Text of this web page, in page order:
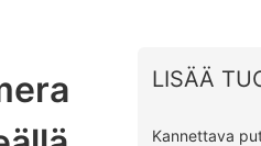
LISÄÄ
Kannettava